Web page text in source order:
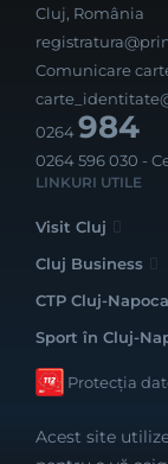
Cluj, România
Comunicare
0264984
0264 596 030 -
LINKURI UTILE
Visit Cluj
Cluj Business
CTP Cluj-Napoca
Sport în Cluj-
Protecția
Acest site